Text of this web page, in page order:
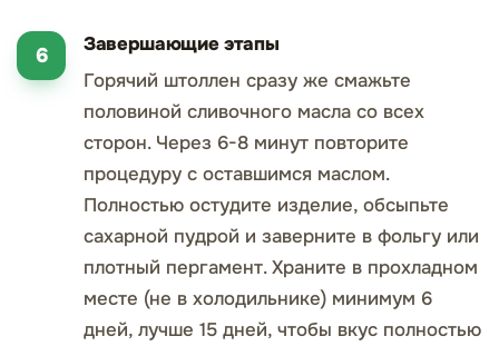
Завершающие этапы
Горячий штоллен сразу же смажьте
половиной сливочного масла со всех
сторон. Через 6-8 минут повторите
процедуру с оставшимся маслом.
Полностью остудите изделие, обсыпьте
сахарной пудрой и заверните в фольгу или
плотный пергамент. Храните в прохладном
месте (не в холодильнике) минимум 6
дней, лучше 15 дней, чтобы вкус полностью